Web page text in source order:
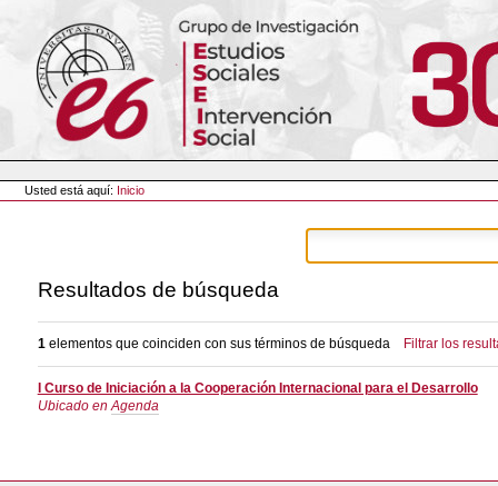
contenido.
navegación
Herramientas
Personales
Usted está aquí: Inicio
Resultados de búsqueda
1elementos que coinciden con sus términos de búsqueda Filtrar los
I Curso de Iniciación a la Cooperación Internacional para el Desarrollo
Ubicado en Agenda